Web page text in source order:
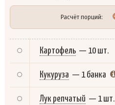
Расчёт порций:
Картофель — 10 шт.
Кукуруза — 1 банка
Лук репчатый — 1 шт.